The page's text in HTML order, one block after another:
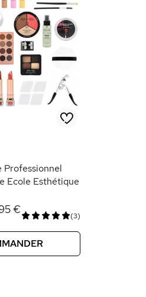
Professionnel
Ecole Esthétique
€ (3)